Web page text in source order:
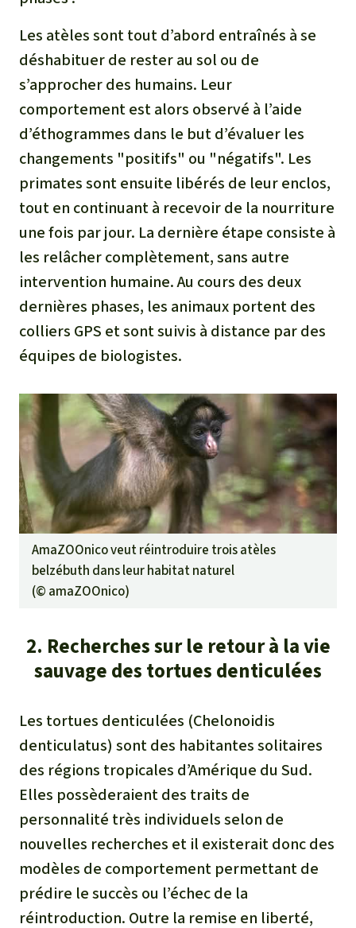
Les atèles sont tout d’abord entraînés à se
déshabituer de rester au sol ou de
s’approcher des humains. Leur
comportement est alors observé à l’aide
d’éthogrammes dans le but d’évaluer les
changements "positifs" ou "négatifs". Les
primates sont ensuite libérés de leur enclos,
tout en continuant à recevoir de la nourriture
une fois par jour. La dernière étape consiste à
les relâcher complètement, sans autre
intervention humaine. Au cours des deux
dernières phases, les animaux portent des
colliers GPS et sont suivis à distance par des
équipes de biologistes.
AmaZOOnico veut réintroduire trois atèles
belzébuth dans leur habitat naturel
(© amaZOOnico)
2. Recherches sur le retour à la vie
sauvage des tortues denticulées
Les tortues denticulées (Chelonoidis
denticulatus) sont des habitantes solitaires
des régions tropicales d’Amérique du Sud.
Elles possèderaient des traits de
personnalité très individuels selon de
nouvelles recherches et il existerait donc des
modèles de comportement permettant de
prédire le succès ou l’échec de la
réintroduction. Outre la remise en liberté,